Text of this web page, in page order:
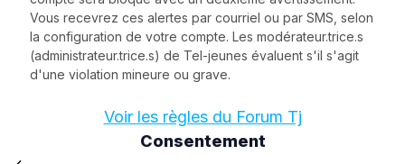
Vous recevrez ces alertes par courriel ou par SMS, selon
la configuration de votre compte. Les modérateur.trice.s
(administrateur.trice.s) de Tel-jeunes évaluent s'il s'agit
d'une violation mineure ou grave.
Voir les règles du Forum Tj
Consentement